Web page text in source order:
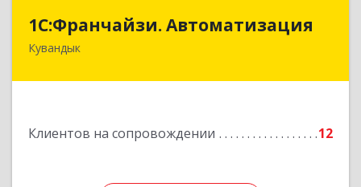
1С:Франчайзи. Автоматизация
Кувандык
Клиентов на сопровождении 12
1С:Франчайзи. Автоматизация
462220, Оренбургская обл, Кувандыкский р-н,